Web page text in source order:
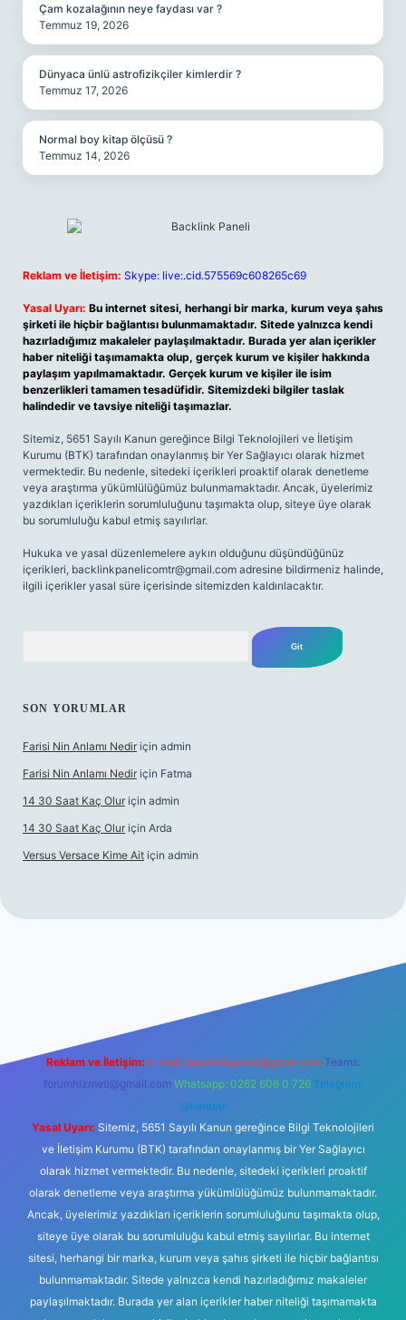
Çam kozalağının neye faydası var ?
Temmuz 19, 2026
Dünyaca ünlü astrofizikçiler kimlerdir ?
Temmuz 17, 2026
Normal boy kitap ölçüsü ?
Temmuz 14, 2026
Reklam ve İletişim: Skype: live:.cid.575569c608265c69
Yasal Uyarı: Bu internet sitesi, herhangi bir marka, kurum veya şahıs
şirketi ile hiçbir bağlantısı bulunmamaktadır. Sitede yalnızca kendi
hazırladığımız makaleler paylaşılmaktadır. Burada yer alan içerikler
haber niteliği taşımamakta olup, gerçek kurum ve kişiler hakkında
paylaşım yapılmamaktadır. Gerçek kurum ve kişiler ile isim
benzerlikleri tamamen tesadüfidir. Sitemizdeki bilgiler taslak
halindedir ve tavsiye niteliği taşımazlar.
Sitemiz, 5651 Sayılı Kanun gereğince Bilgi Teknolojileri ve İletişim
Kurumu (BTK) tarafından onaylanmış bir Yer Sağlayıcı olarak hizmet
vermektedir. Bu nedenle, sitedeki içerikleri proaktif olarak denetleme
veya araştırma yükümlülüğümüz bulunmamaktadır. Ancak, üyelerimiz
yazdıkları içeriklerin sorumluluğunu taşımakta olup, siteye üye olarak
bu sorumluluğu kabul etmiş sayılırlar.
Hukuka ve yasal düzenlemelere aykırı olduğunu düşündüğünüz
içerikleri, backlinkpanelicomtr@gmail.com adresine bildirmeniz halinde,
ilgili içerikler yasal süre içerisinde sitemizden kaldırılacaktır.
SON YORUMLAR
Farisi Nin Anlamı Nedir için admin
Farisi Nin Anlamı Nedir için Fatma
14 30 Saat Kaç Olur için admin
14 30 Saat Kaç Olur için Arda
Versus Versace Kime Ait için admin
Reklam ve İletişim: E-mail: backlinkpaneli@gmail.com Teams:
forumhizmeti@gmail.com Whatsapp: 0262 606 0 726 Telegram:
@karabul
Yasal Uyarı: Sitemiz, 5651 Sayılı Kanun gereğince Bilgi Teknolojileri
ve İletişim Kurumu (BTK) tarafından onaylanmış bir Yer Sağlayıcı
olarak hizmet vermektedir. Bu nedenle, sitedeki içerikleri proaktif
olarak denetleme veya araştırma yükümlülüğümüz bulunmamaktadır.
Ancak, üyelerimiz yazdıkları içeriklerin sorumluluğunu taşımakta olup,
siteye üye olarak bu sorumluluğu kabul etmiş sayılırlar. Bu internet
sitesi, herhangi bir marka, kurum veya şahıs şirketi ile hiçbir bağlantısı
bulunmamaktadır. Sitede yalnızca kendi hazırladığımız makaleler
paylaşılmaktadır. Burada yer alan içerikler haber niteliği taşımamakta